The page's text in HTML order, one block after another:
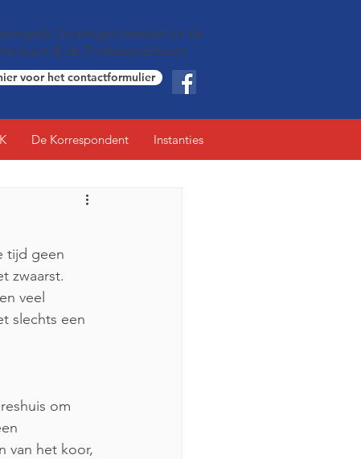
Groningen bestaat uit de
buurt & de Professorenbuurt
voor het contactformulier
De Korrespondent Instanties
tijd geen
zwaarst.
veel
slechts een
om
van het koor,